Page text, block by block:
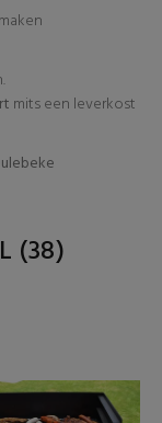
mits een leverkost
(38)